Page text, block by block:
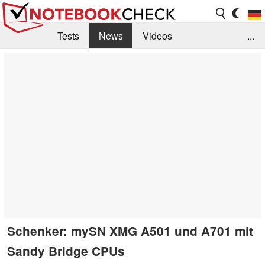
Tests News
Videos
...
Schenker: mySN XMG A501 und A701 mit
Sandy Bridge CPUs